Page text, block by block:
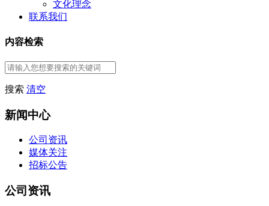
文化理念
联系我们
内容检索
搜索 清空
新闻中心
公司资讯
媒体关注
招标公告
公司资讯